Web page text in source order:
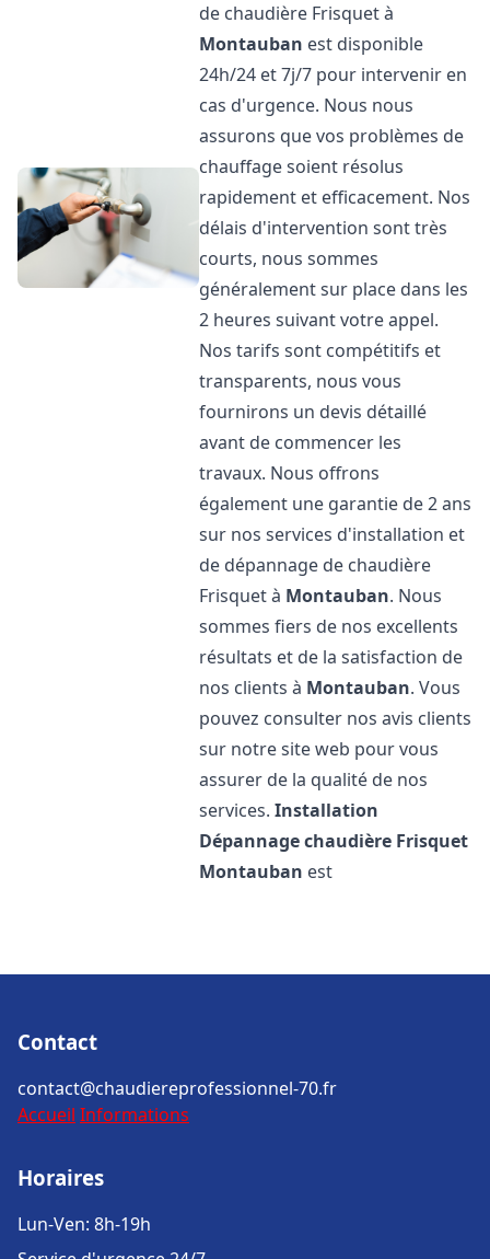
de chaudière Frisquet à
Montauban est disponible
24h/24 et 7j/7 pour intervenir en
cas d'urgence. Nous nous
assurons que vos problèmes de
chauffage soient résolus
rapidement et efficacement. Nos
délais d'intervention sont très
courts, nous sommes
généralement sur place dans les
2 heures suivant votre appel.
Nos tarifs sont compétitifs et
transparents, nous vous
fournirons un devis détaillé
avant de commencer les
travaux. Nous offrons
également une garantie de 2 ans
sur nos services d'installation et
de dépannage de chaudière
Frisquet à Montauban. Nous
sommes fiers de nos excellents
résultats et de la satisfaction de
nos clients à Montauban. Vous
pouvez consulter nos avis clients
sur notre site web pour vous
assurer de la qualité de nos
services.Installation
Dépannage chaudière Frisquet
Montauban est
Contact
contact@chaudiereprofessionnel-70.fr
Accueil Informations
Horaires
Lun-Ven: 8h-19h